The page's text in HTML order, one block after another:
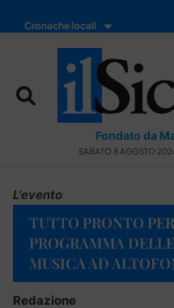
Cronache locali
Fondato da
SABATO 8 AGOSTO
L'evento
TUTTO PRONTO
PROGRAMMA
MUSICA AD
Redazione